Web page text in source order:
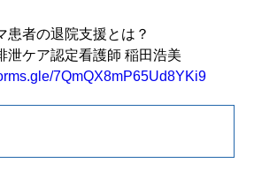
患者の退院支援とは？
泄ケア認定看護師 稲田浩美
7QmQX8mP65Ud8YKi9